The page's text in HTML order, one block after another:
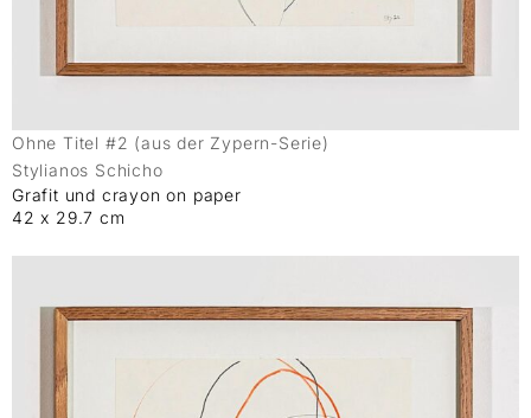
Ohne Titel #2 (aus der Zypern-Serie)
Stylianos Schicho
Grafit und crayon on paper
42 x 29.7 cm